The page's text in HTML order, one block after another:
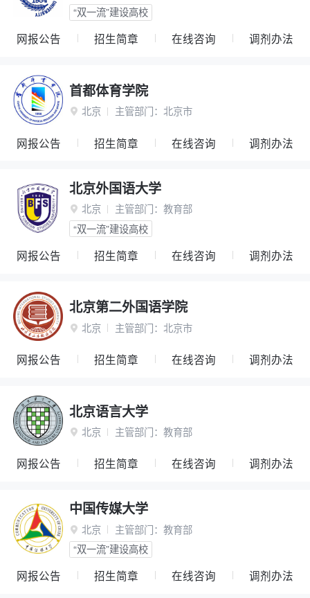
“双一流”建设高校
网报公告 招生简章 在线咨询 调剂办法
首都体育学院
 北京 主管部门： 北京市
网报公告 招生简章 在线咨询 调剂办法
北京外国语大学
 北京 主管部门： 教育部
“双一流”建设高校
网报公告 招生简章 在线咨询 调剂办法
北京第二外国语学院
 北京 主管部门： 北京市
网报公告 招生简章 在线咨询 调剂办法
北京语言大学
 北京 主管部门： 教育部
网报公告 招生简章 在线咨询 调剂办法
中国传媒大学
 北京 主管部门： 教育部
“双一流”建设高校
网报公告 招生简章 在线咨询 调剂办法